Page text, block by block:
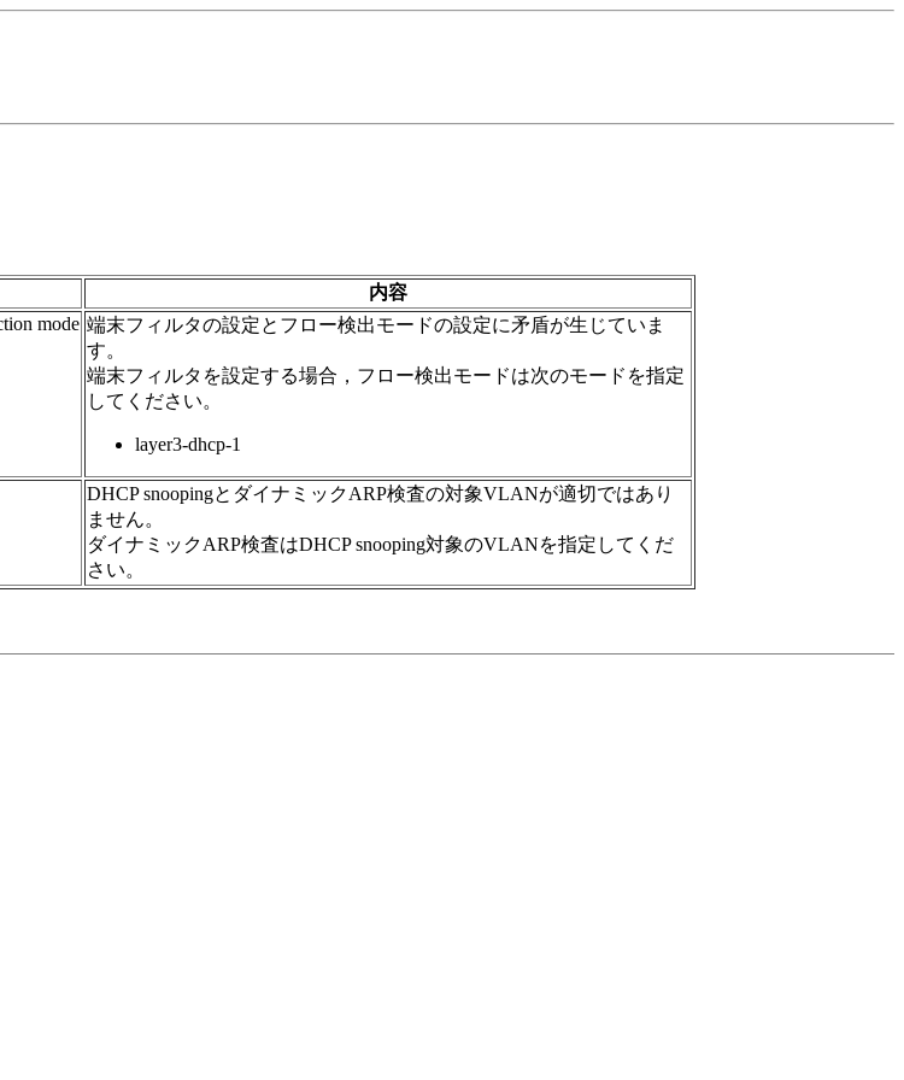
内容
mode 端末フィルタの設定とフロー検出モードの設定に矛盾が生じていま
す。
端末フィルタを設定する場合，フロー検出モードは次のモードを指定
してください。
layer3-dhcp-1
DHCP snoopingとダイナミックARP検査の対象VLANが適切ではあり
ません。
ダイナミックARP検査はDHCP snooping対象のVLANを指定してくだ
さい。